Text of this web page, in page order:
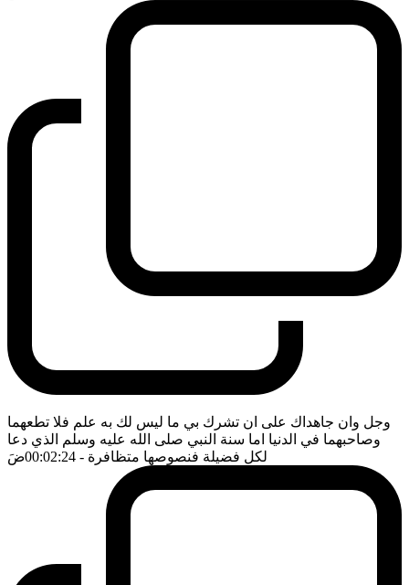
وجل وان جاهداك على ان تشرك بي ما ليس لك به علم فلا تطعهما
وصاحبهما في الدنيا اما سنة النبي صلى الله عليه وسلم الذي دعا
لكل فضيلة فنصوصها متظافرة - 00:02:24 ضَ